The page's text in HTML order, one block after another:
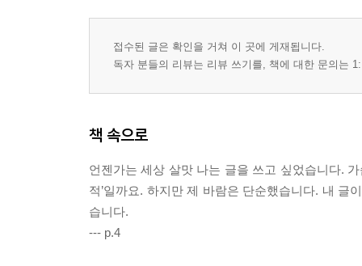
지피지기 백전불태(知彼知己 百戰不殆)
개 이야기
친구여
잡초 예찬
돌 속에 스며 있는 여심(女心)
돌을 사랑해
조약돌
내 곁에 있는 돌
접수된 글은 확인을 거쳐 이 곳에 게재됩니다.
독자 분들의 리뷰는 리뷰 쓰기를, 책에 대한 문의는
책 속으로
언젠가는 세상 살맛 나는 글을 쓰고 싶었습니다.
적’일까요. 하지만 제 바람은 단순했습니다. 내 글
습니다.
--- p.4